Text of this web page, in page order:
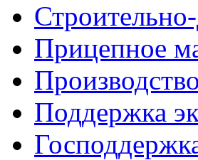
Прицепное
Поддержка